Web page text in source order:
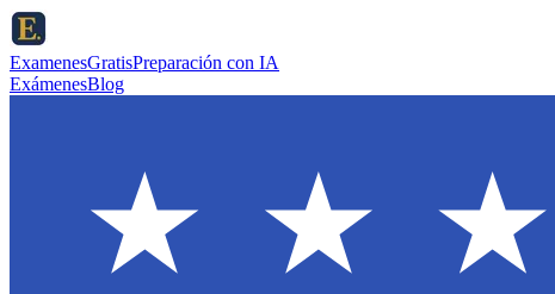
ExamenesGratisPreparación con IA
ExámenesBlog